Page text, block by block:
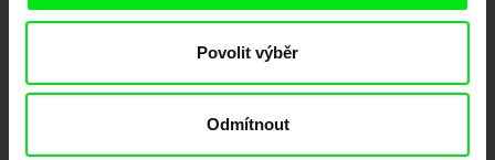
Povolit výběr
Odmítnout
FIDMarseille MFDF Ji.hlava Visions du Réel